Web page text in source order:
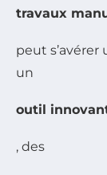
travaux
peut
un
outil
, des